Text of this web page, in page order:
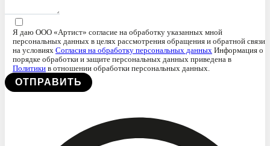
Я даю ООО «Артист» согласие на обработку указанных мной
персональных данных в целях рассмотрения обращения и обратной связи
на условиях Согласия на обработку персональных данных Информация о
порядке обработки и защите персональных данных приведена в
Политики в отношении обработки персональных данных.